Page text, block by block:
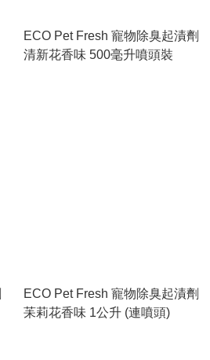
ECO Pet Fresh 寵物除臭起漬劑
清新花香味 500毫升噴頭裝
ECO Pet Fresh 寵物除臭起漬劑
苿莉花香味 1公升 (連噴頭)